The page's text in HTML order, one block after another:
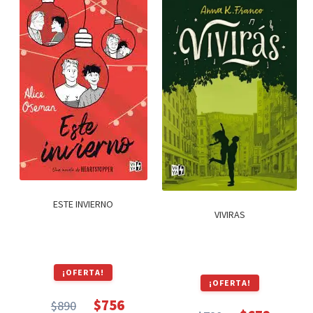
Textos (ver sub cats) (118)
TEXTOS EN INGLES (39)
TEXTOS INGLES (49)
Varios (751)
ESTE INVIERNO
¡OFERTA!
$890 $756
VIVIRAS
¡OFERTA!